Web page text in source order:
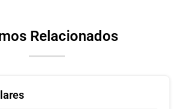
Relacionados